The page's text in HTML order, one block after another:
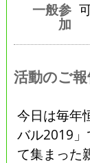
一般参
加
活動のご
今日は毎年
バル2019
て集まった